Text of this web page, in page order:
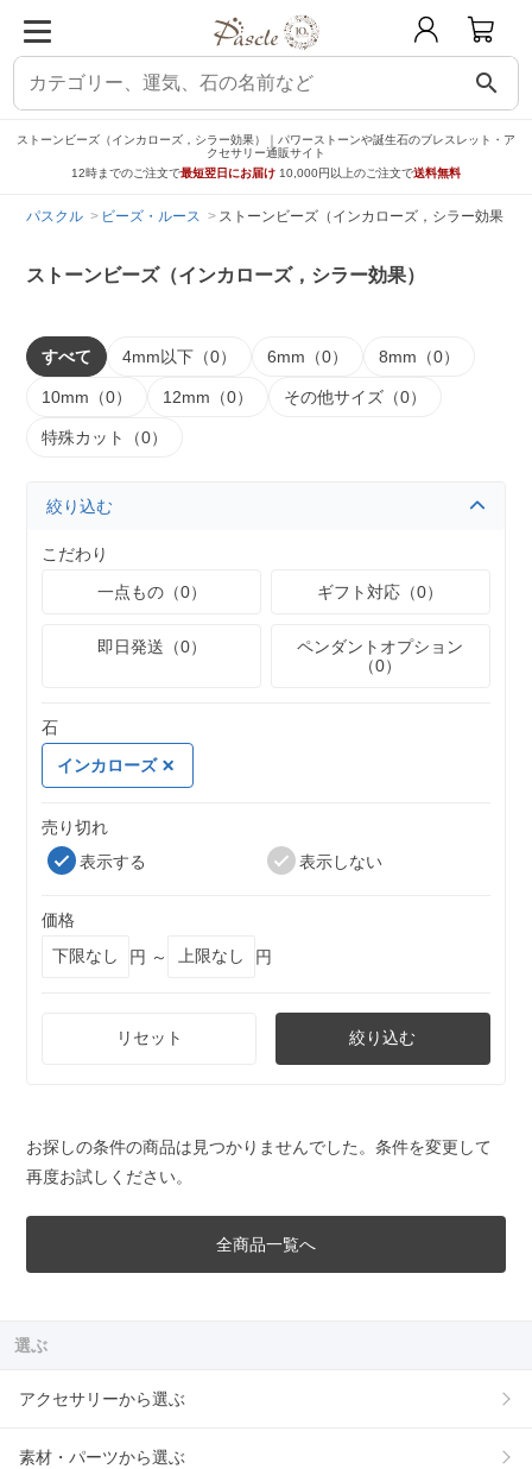
search
ストーンビーズ（インカローズ，シラー効果）｜パワーストーンや誕生石のブレスレット・ア
クセサリー通販サイト
12時までのご注文で最短翌日にお届け 10,000円以上のご注文で送料無料
パスクル ビーズ・ルース ストーンビーズ（インカローズ，シラー効果）
ストーンビーズ（インカローズ，シラー効果）
すべて 4mm以下（0） 6mm（0） 8mm（0）
10mm（0） 12mm（0） その他サイズ（0）
特殊カット（0）
絞り込む
こだわり
一点もの（0）
ギフト対応（0）
即日発送（0）
ペンダントオプション
（0）
石
インカローズ
売り切れ
表示する
表示しない
価格
円 ～
円
リセット 絞り込む
お探しの条件の商品は見つかりませんでした。条件を変更して
再度お試しください。
全商品一覧へ
選ぶ
アクセサリーから選ぶ
素材・パーツから選ぶ